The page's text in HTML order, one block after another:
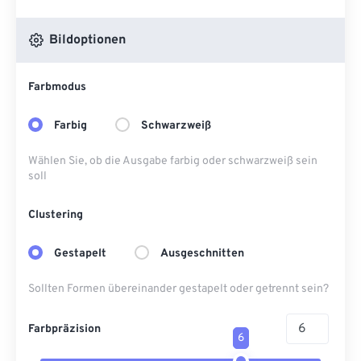
Bildoptionen
Farbmodus
Farbig Schwarzweiß
Wählen Sie, ob die Ausgabe farbig oder schwarzweiß sein
soll
Clustering
Gestapelt Ausgeschnitten
Sollten Formen übereinander gestapelt oder getrennt sein?
Farbpräzision
6